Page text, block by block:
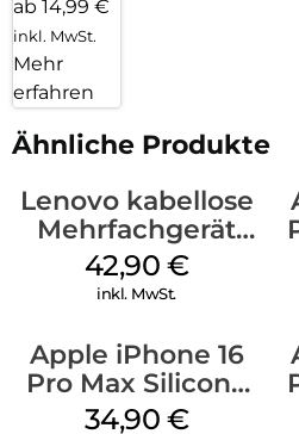
ab 14,99 €
inkl. MwSt.
Mehr
erfahren
Ähnliche Produkte
Lenovo kabellose
Mehrfachgerät
Luna Grey
42,90 €
inkl. MwSt.
Apple iPhone 16
Pro Max Silicone
Case MagSafe
34,90 €